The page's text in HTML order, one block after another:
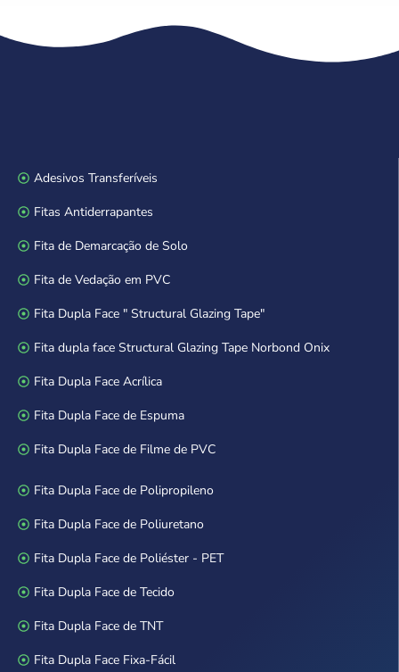
Adesivos Transferíveis
Fitas Antiderrapantes
Fita de Demarcação de Solo
Fita de Vedação em PVC
Fita Dupla Face " Structural Glazing Tape"
Fita dupla face Structural Glazing Tape Norbond Onix
Fita Dupla Face Acrílica
Fita Dupla Face de Espuma
Fita Dupla Face de Filme de PVC
Fita Dupla Face de Polipropileno
Fita Dupla Face de Poliuretano
Fita Dupla Face de Poliéster - PET
Fita Dupla Face de Tecido
Fita Dupla Face de TNT
Fita Dupla Face Fixa-Fácil